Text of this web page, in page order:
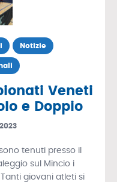
Notizie
Veneti
e Doppio
tenuti presso il
sul Mincio i
giovani atleti si